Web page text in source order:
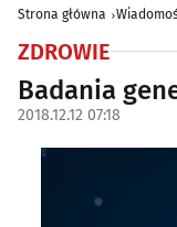
Strona główna
ZDROWIE
Badania
2018.12.12 07:18